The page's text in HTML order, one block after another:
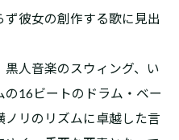
彼女の創作する歌に見出
人音楽のスウィング、い
16ビートのドラム・ベー
ノリのリズムに卓越した言